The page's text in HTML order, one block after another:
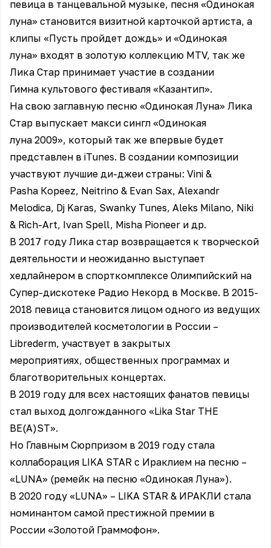
певица в танцевальной музыке, песня «Одинокая
луна» становится визитной карточкой артиста, а
клипы «Пусть пройдет дождь» и «Одинокая
луна» входят в золотую коллекцию MTV, так же
Лика Стар принимает участие в создании
Гимна культового фестиваля «Казантип».
На свою заглавную песню «Одинокая Луна» Лика
Стар выпускает макси сингл «Одинокая
луна 2009», который так же впервые будет
представлен в iTunes. В создании композиции
участвуют лучшие ди-джеи страны: Vini &
Pasha Корееz, Neitrino & Evan Sax, Alexandr
Melodica, Dj Karas, Swanky Tunes, Aleks Milano, Niki
& Rich-Art, Ivan Spell, Misha Pioneer и др.
В 2017 году Лика стар возвращается к творческой
деятельности и неожиданно выступает
хедлайнером в спорткомплексе Олимпийский на
Cупер-дискотеке Радио Hекорд в Москве. В 2015-
2018 певица становится лицом одного из ведущих
производителей косметологии в России –
Librederm, участвует в закрытых
мероприятиях, общественных программах и
благотворительных концертах.
В 2019 году для всех настоящих фанатов певицы
стал выход долгожданного «Lika Star THE
BE(A)ST».
Но Главным Сюрпризом в 2019 году стала
коллаборация LIKA STAR c Ираклием на песню –
«LUNA» (ремейк на песню «Одинокая Луна»).
В 2020 году «LUNA» – LIKA STAR & ИРАКЛИ стала
номинантом самой престижной премии в
России «Золотой Граммофон».